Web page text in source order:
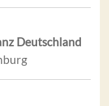
Deutschland